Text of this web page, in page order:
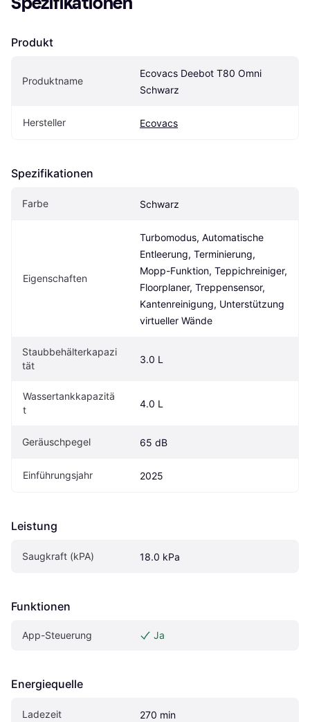
Produkt
Produktname
Ecovacs Deebot T80 Omni
Schwarz
Hersteller Ecovacs
Spezifikationen
Farbe Schwarz
Eigenschaften
Turbomodus, Automatische
Entleerung, Terminierung,
Mopp-Funktion, Teppichreiniger,
Floorplaner, Treppensensor,
Kantenreinigung, Unterstützung
virtueller Wände
Staubbehälterkapazi
tät
3.0 L
Wassertankkapazitä
t
4.0 L
Geräuschpegel 65 dB
Einführungsjahr 2025
Leistung
Saugkraft (kPA) 18.0 kPa
Funktionen
App-Steuerung Ja
Energiequelle
Ladezeit 270 min